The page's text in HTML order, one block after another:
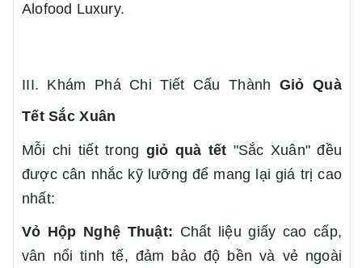
Alofood Luxury.
III. Khám Phá Chi Tiết Cấu Thành Giỏ Quà
Tết Sắc Xuân
Mỗi chi tiết trong giỏ quà tết "Sắc Xuân" đều
được cân nhắc kỹ lưỡng để mang lại giá trị cao
nhất:
Vỏ Hộp Nghệ Thuật: Chất liệu giấy cao cấp,
vân nổi tinh tế, đảm bảo độ bền và vẻ ngoài